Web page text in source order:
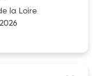
la Loire